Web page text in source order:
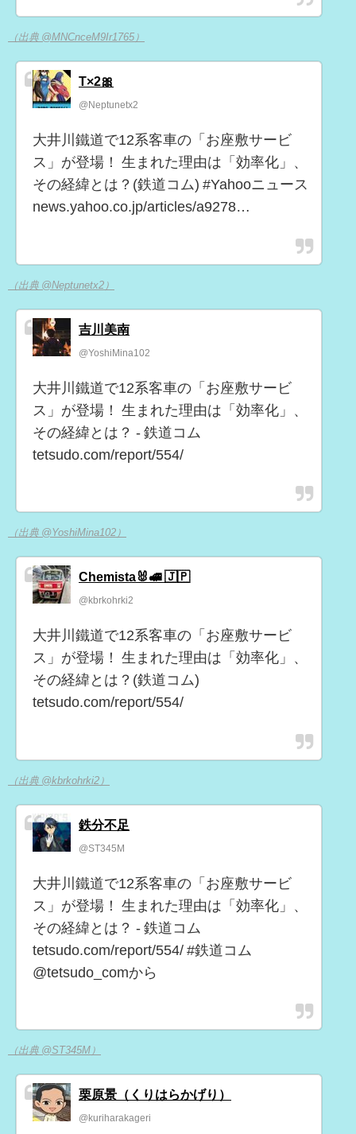
（出典 @MNCnceM9Ir1765）
T×2🎀
@Neptunetx2
大井川鐵道で12系客車の「お座敷サービ
ス」が登場！ 生まれた理由は「効率化」、
その経緯とは？(鉄道コム) #Yahooニュース
news.yahoo.co.jp/articles/a9278…
（出典 @Neptunetx2）
吉川美南
@YoshiMina102
大井川鐵道で12系客車の「お座敷サービ
ス」が登場！ 生まれた理由は「効率化」、
その経緯とは？ - 鉄道コム
tetsudo.com/report/554/
（出典 @YoshiMina102）
Chemista🐰🚅 🇯🇵
@kbrkohrki2
大井川鐵道で12系客車の「お座敷サービ
ス」が登場！ 生まれた理由は「効率化」、
その経緯とは？(鉄道コム)
tetsudo.com/report/554/
（出典 @kbrkohrki2）
鉄分不足
@ST345M
大井川鐵道で12系客車の「お座敷サービ
ス」が登場！ 生まれた理由は「効率化」、
その経緯とは？ - 鉄道コム
tetsudo.com/report/554/ #鉄道コム
@tetsudo_comから
（出典 @ST345M）
栗原景（くりはらかげり）
@kuriharakageri